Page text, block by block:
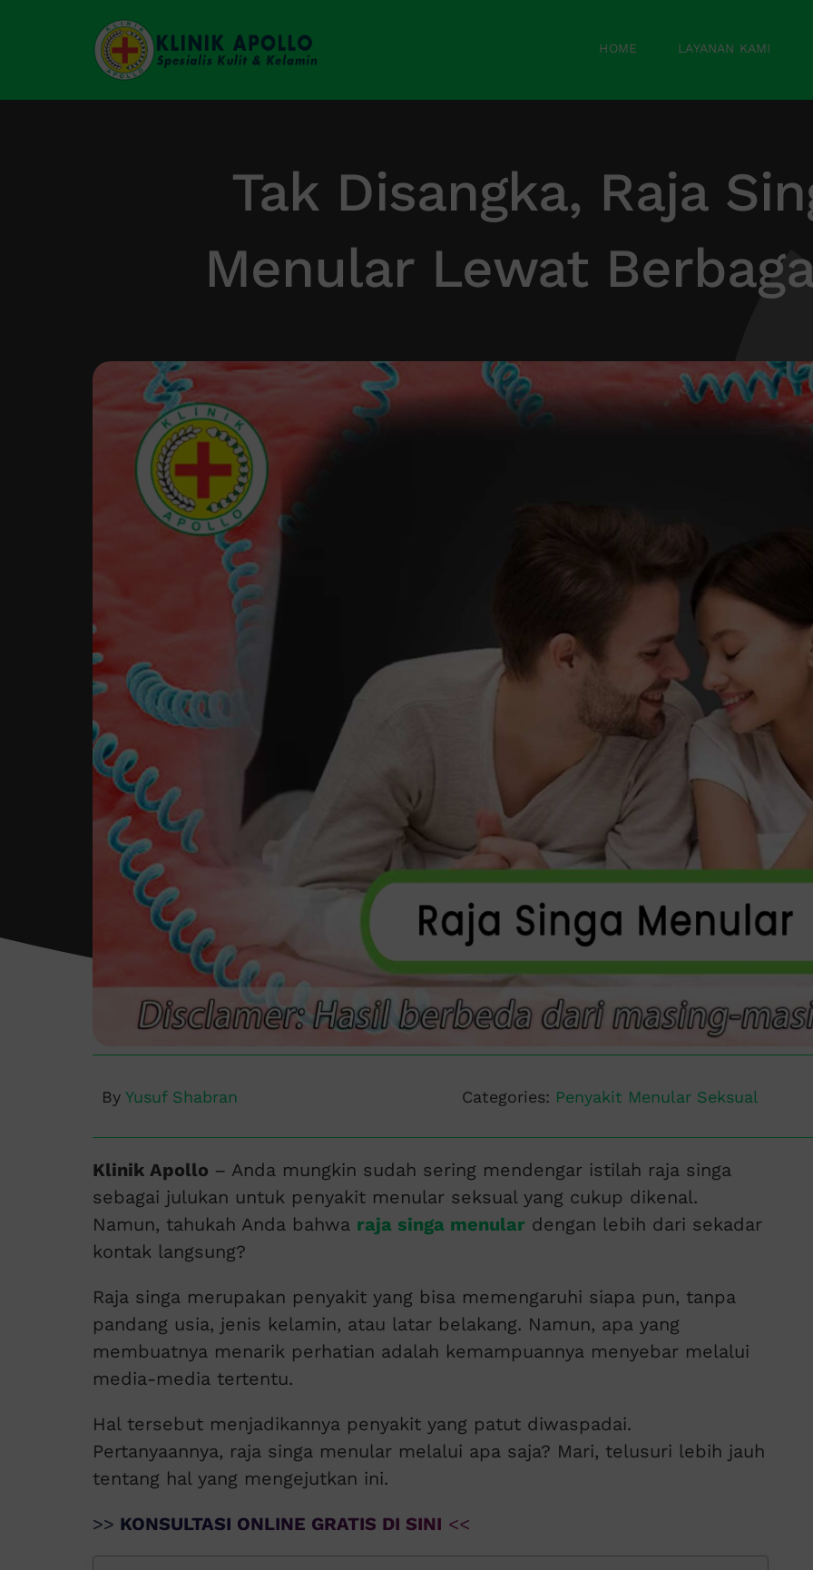
HOME LAYANAN KAMI
Tak Disangka, Raja
Menular Lewat
By Yusuf Shabran Categories: Penyakit Menular Seksual
Klinik Apollo – Anda mungkin sudah sering mendengar istilah raja singa
sebagai julukan untuk penyakit menular seksual yang cukup dikenal.
Namun, tahukah Anda bahwa raja singa menulardengan lebih dari sekadar
kontak langsung?
Raja singa merupakan penyakit yang bisa memengaruhi siapa pun, tanpa
pandang usia, jenis kelamin, atau latar belakang. Namun, apa yang
membuatnya menarik perhatian adalah kemampuannya menyebar melalui
media-media tertentu.
Hal tersebut menjadikannya penyakit yang patut diwaspadai.
Pertanyaannya, raja singa menular melalui apa saja? Mari, telusuri lebih jauh
tentang hal yang mengejutkan ini.
>> KONSULTASI ONLINE GRATIS DI SINI <<